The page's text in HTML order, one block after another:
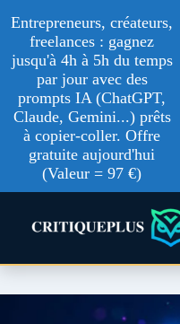
Entrepreneurs, créateurs,
freelances : gagnez
jusqu'à 4h à 5h du temps
par jour avec des
prompts IA (ChatGPT,
Claude, Gemini...) prêts
à copier-coller. Offre
gratuite aujourd'hui
(Valeur = 97 €)